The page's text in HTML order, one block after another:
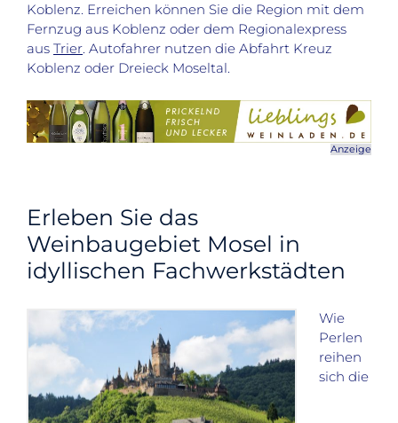
Koblenz. Erreichen können Sie die Region mit dem
Fernzug aus Koblenz oder dem Regionalexpress
aus Trier. Autofahrer nutzen die Abfahrt Kreuz
Koblenz oder Dreieck Moseltal.
Anzeige
Erleben Sie das
Weinbaugebiet Mosel in
idyllischen Fachwerkstädten
Wie
Perlen
reihen
sich die